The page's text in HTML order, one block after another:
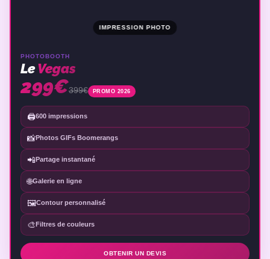
IMPRESSION PHOTO
PHOTOBOOTH
LeVegas
299€399€ PROMO 2026
🖨️600 impressions
📸Photos GIFs Boomerangs
📲Partage instantané
🌐Galerie en ligne
🖼️Contour personnalisé
🎨 Filtres de couleurs
OBTENIR UN DEVIS